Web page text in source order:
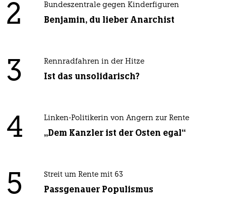
2 Bundeszentrale gegen Kinderfiguren
Benjamin, du lieber Anarchist
3 Rennradfahren in der Hitze
Ist das unsolidarisch?
4 Linken-Politikerin von Angern zur Rente
„Dem Kanzler ist der Osten egal“
5 Streit um Rente mit 63
Passgenauer Populismus